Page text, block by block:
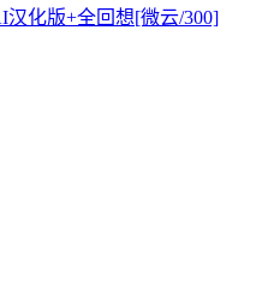
化版+全回想[微云/300]